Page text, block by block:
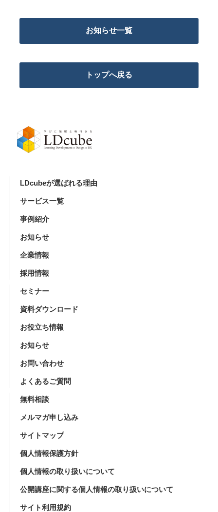
お知らせ一覧
トップへ戻る
LDcubeが選ばれる理由
サービス一覧
事例紹介
お知らせ
企業情報
採用情報
セミナー
資料ダウンロード
お役立ち情報
お知らせ
お問い合わせ
よくあるご質問
無料相談
メルマガ申し込み
サイトマップ
個人情報保護方針
個人情報の取り扱いについて
公開講座に関する個人情報の取り扱いについて
サイト利用規約